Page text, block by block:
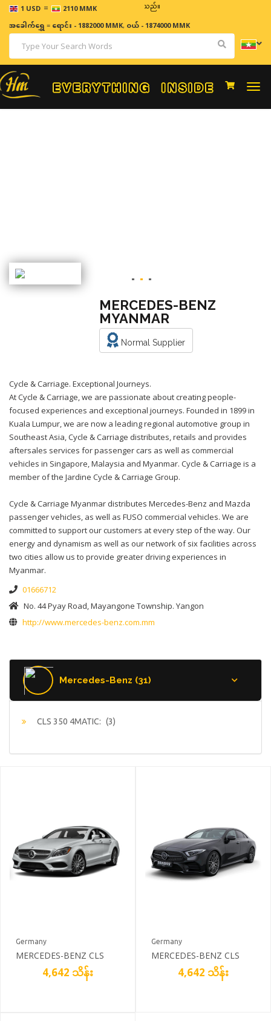
1 USD = 2110 MMK
ဈေးနှုန်းများသည် အချိန်နှင့် အမျှပြောင်းလဲနိုင်သည်။
အခေါက်ရွှေ=ရောင်း - 1882000 MMK, ဝယ် - 1874000 MMK
MERCEDES-BENZ
MYANMAR
Normal Supplier
Cycle & Carriage. Exceptional Journeys.
At Cycle & Carriage, we are passionate about creating people-
focused experiences and exceptional journeys. Founded in 1899 in
Kuala Lumpur, we are now a leading regional automotive group in
Southeast Asia, Cycle & Carriage distributes, retails and provides
aftersales services for passenger cars as well as commercial
vehicles in Singapore, Malaysia and Myanmar. Cycle & Carriage is a
member of the Jardine Cycle & Carriage Group.
Cycle & Carriage Myanmar distributes Mercedes-Benz and Mazda
passenger vehicles, as well as FUSO commercial vehicles. We are
committed to support our customers at every step of the way. Our
energy and dynamism as well as our network of six facilities across
two cities allow us to provide greater driving experiences in
Myanmar.
01666712
No. 44 Pyay Road, Mayangone Township. Yangon
http://www.mercedes-benz.com.mm
Mercedes-Benz (31)
CLS 350 4MATIC: (3)
Germany
MERCEDES-BENZ CLS
350 4MATIC COUPÉ
4,642 သိန်း
Germany
MERCEDES-BENZ CLS
350 4MATIC COUPÉ
4,642 သိန်း